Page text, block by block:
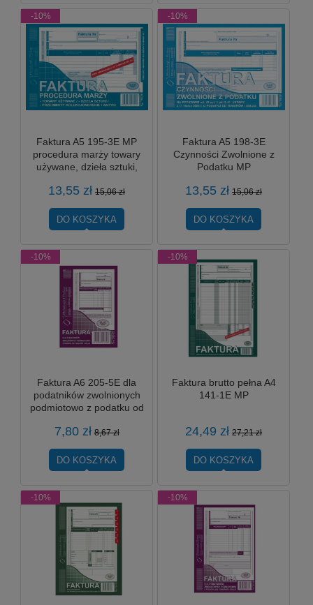
Faktura A5 195-3E MP
procedura marży towary
używane, dzieła sztuki,
kolekcjonerskie, antyki
13,55 zł 15,06 zł
DO KOSZYKA
-10%
Faktura A5 198-3E
Czynności Zwolnione z
Podatku MP
13,55 zł 15,06 zł
DO KOSZYKA
-10%
Faktura A6 205-5E dla
podatników zwolnionych
podmiotowo z podatku od
7,80 zł 8,67 zł
DO KOSZYKA
-10%
Faktura brutto pełna A4
141-1E MP
24,49 zł 27,21 zł
DO KOSZYKA
-10%
-10% -10%